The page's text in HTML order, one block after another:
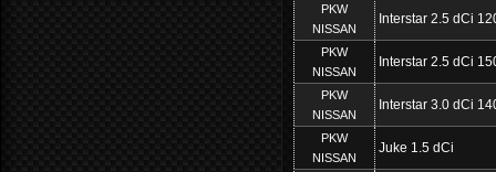
PKW
NISSAN
Interstar 2.5 dCi
PKW
NISSAN
Interstar 2.5 dCi
PKW
NISSAN
Interstar 3.0 dCi
PKW
NISSAN
Juke 1.5 dCi